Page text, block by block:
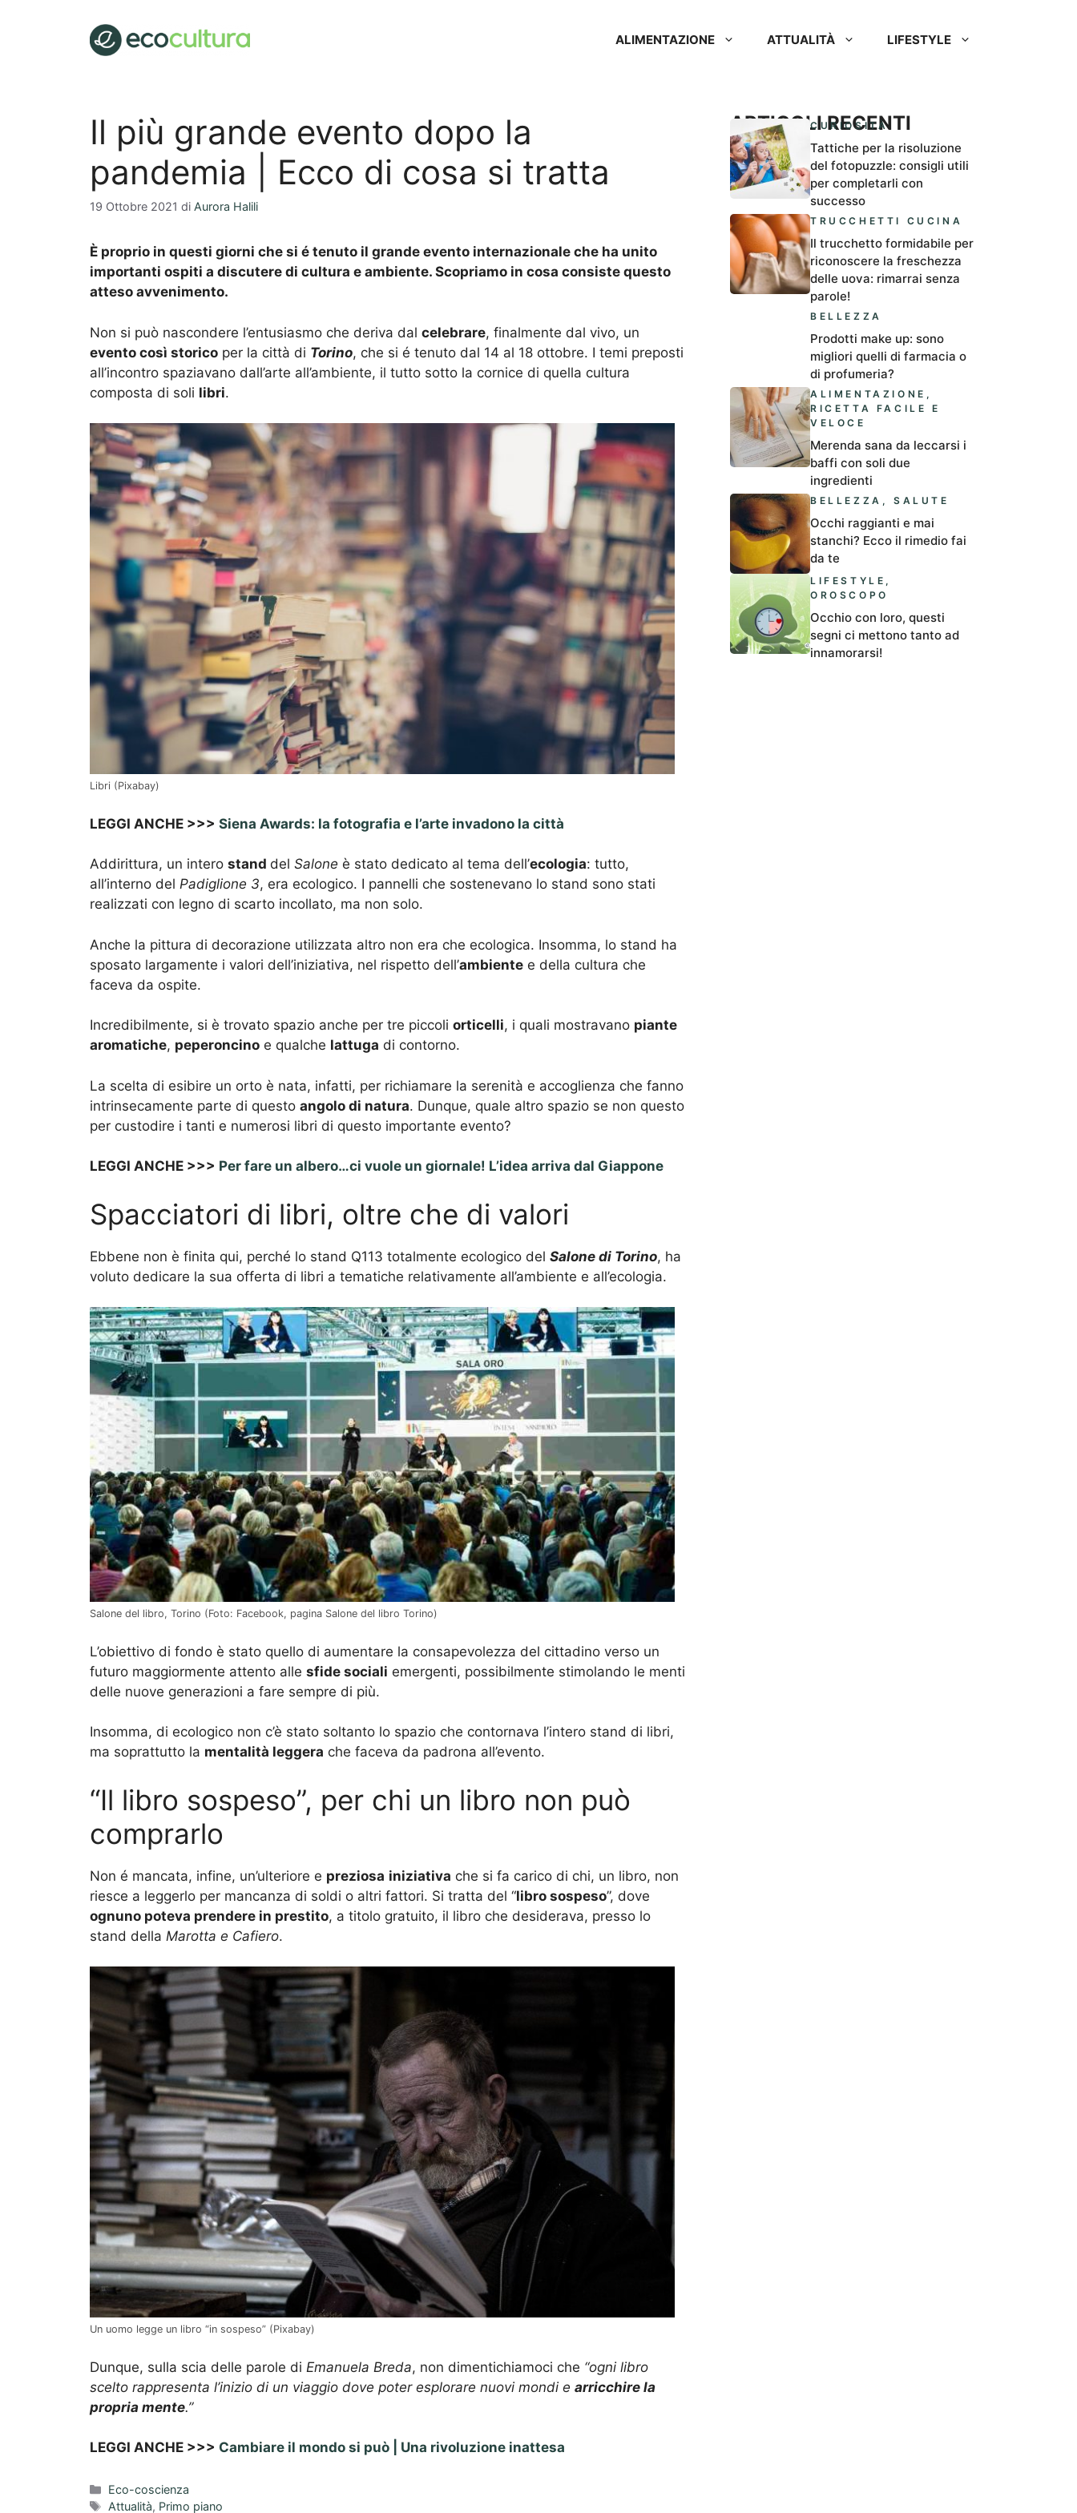
ALIMENTAZIONE ATTUALITÀ LIFESTYLE
Il più grande evento dopo la
pandemia | Ecco di cosa si tratta
19 Ottobre 2021 di Aurora Halili
È proprio in questi giorni che si é tenuto il grande evento internazionale che ha unito
importanti ospiti a discutere di cultura e ambiente. Scopriamo in cosa consiste questo
atteso avvenimento.
Non si può nascondere l’entusiasmo che deriva dal celebrare, finalmente dal vivo, un
evento così storico per la città di Torino, che si é tenuto dal 14 al 18 ottobre. I temi preposti
all’incontro spaziavano dall’arte all’ambiente, il tutto sotto la cornice di quella cultura
composta di soli libri.
Libri (Pixabay)
LEGGI ANCHE >>> Siena Awards: la fotografia e l’arte invadono la città
Addirittura, un intero stand del Salone è stato dedicato al tema dell’ecologia: tutto,
all’interno del Padiglione 3, era ecologico. I pannelli che sostenevano lo stand sono stati
realizzati con legno di scarto incollato, ma non solo.
Anche la pittura di decorazione utilizzata altro non era che ecologica. Insomma, lo stand ha
sposato largamente i valori dell’iniziativa, nel rispetto dell’ambiente e della cultura che
faceva da ospite.
Incredibilmente, si è trovato spazio anche per tre piccoli orticelli, i quali mostravano piante
aromatiche, peperoncino e qualche lattuga di contorno.
La scelta di esibire un orto è nata, infatti, per richiamare la serenità e accoglienza che fanno
intrinsecamente parte di questo angolo di natura. Dunque, quale altro spazio se non questo
per custodire i tanti e numerosi libri di questo importante evento?
LEGGI ANCHE >>> Per fare un albero…ci vuole un giornale! L’idea arriva dal Giappone
Spacciatori di libri, oltre che di valori
Ebbene non è finita qui, perché lo stand Q113 totalmente ecologico del Salone di Torino, ha
voluto dedicare la sua offerta di libri a tematiche relativamente all’ambiente e all’ecologia.
Salone del libro, Torino (Foto: Facebook, pagina Salone del libro Torino)
L’obiettivo di fondo è stato quello di aumentare la consapevolezza del cittadino verso un
futuro maggiormente attento alle sfide sociali emergenti, possibilmente stimolando le menti
delle nuove generazioni a fare sempre di più.
Insomma, di ecologico non c’è stato soltanto lo spazio che contornava l’intero stand di libri,
ma soprattutto la mentalità leggera che faceva da padrona all’evento.
“Il libro sospeso”, per chi un libro non può
comprarlo
Non é mancata, infine, un’ulteriore e preziosa iniziativa che si fa carico di chi, un libro, non
riesce a leggerlo per mancanza di soldi o altri fattori. Si tratta del “libro sospeso”, dove
ognuno poteva prendere in prestito, a titolo gratuito, il libro che desiderava, presso lo
stand della Marotta e Cafiero.
Un uomo legge un libro “in sospeso” (Pixabay)
Dunque, sulla scia delle parole di Emanuela Breda, non dimentichiamoci che “ogni libro
scelto rappresenta l’inizio di un viaggio dove poter esplorare nuovi mondi e arricchire la
propria mente.”
LEGGI ANCHE >>> Cambiare il mondo si può | Una rivoluzione inattesa
Categorie
Eco-coscienza
Tag
Attualità, Primo piano
ARTICOLI RECENTI
CURIOSITÀ
Tattiche per la risoluzione
del fotopuzzle: consigli utili
per completarli con
successo
TRUCCHETTI CUCINA
Il trucchetto formidabile per
riconoscere la freschezza
delle uova: rimarrai senza
parole!
BELLEZZA
Prodotti make up: sono
migliori quelli di farmacia o
di profumeria?
ALIMENTAZIONE ,
RICETTA FACILE E
VELOCE
Merenda sana da leccarsi i
baffi con soli due
ingredienti
BELLEZZA ,SALUTE
Occhi raggianti e mai
stanchi? Ecco il rimedio fai
da te
LIFESTYLE ,
OROSCOPO
Occhio con loro, questi
segni ci mettono tanto ad
innamorarsi!